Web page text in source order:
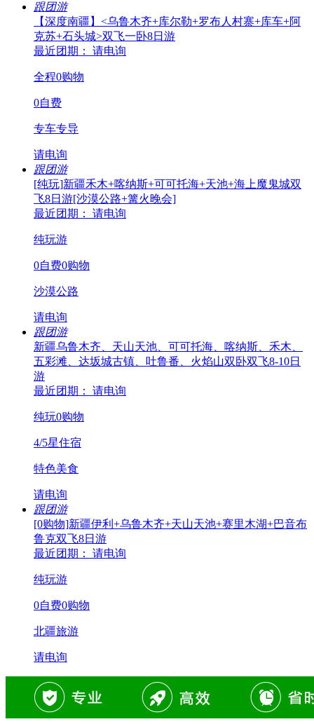
跟团游
【深度南疆】<乌鲁木齐+库尔勒+罗布人村寨+库车+阿
克苏+石头城>双飞一卧8日游
最近团期： 请电询
全程0购物
0自费
专车专导
请电询
跟团游
[纯玩]新疆禾木+喀纳斯+可可托海+天池+海上魔鬼城双
飞8日游[沙漠公路+篝火晚会]
最近团期： 请电询
纯玩游
0自费0购物
沙漠公路
请电询
跟团游
新疆乌鲁木齐、天山天池、可可托海、喀纳斯、禾木、
五彩滩、达坂城古镇、吐鲁番、火焰山双卧双飞8-10日
游
最近团期： 请电询
纯玩0购物
4/5星住宿
特色美食
请电询
跟团游
[0购物]新疆伊利+乌鲁木齐+天山天池+赛里木湖+巴音布
鲁克双飞8日游
最近团期： 请电询
纯玩游
0自费0购物
北疆旅游
请电询